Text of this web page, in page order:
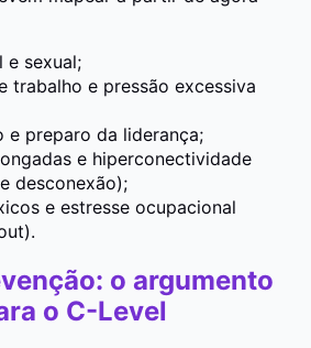
e sexual;
trabalho e pressão excessiva
e preparo da liderança;
e hiperconectividade
desconexão);
e estresse ocupacional
o argumento
o C-Level